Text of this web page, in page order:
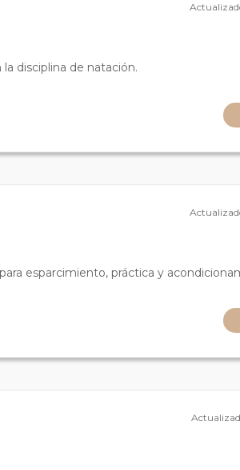
disciplina de natación.
esparcimiento, práctica y